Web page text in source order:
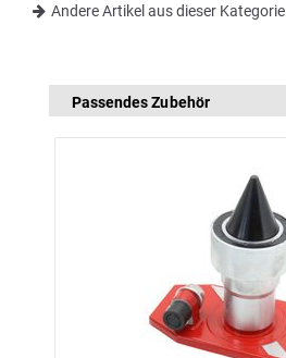
Andere Artikel aus dieser Kategorie
Passendes Zubehör